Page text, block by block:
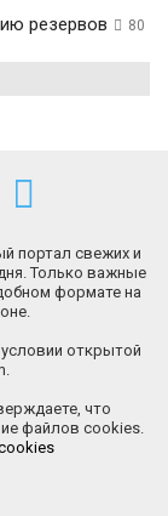
резервов 80
портал свежих и
Только важные
формате на
открытой
что
файлов cookies.